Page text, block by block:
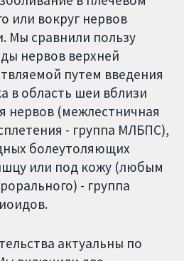
или вокруг нервов
Мы сравнили пользу
нервов верхней
путем введения
в область шеи вблизи
нервов (межлестничная
- группа МЛБПС),
болеутоляющих
или под кожу (любым
- группа
актуальны по